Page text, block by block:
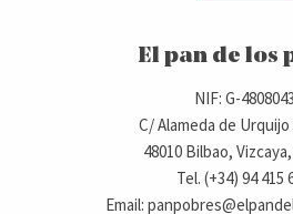
El pan de los
NIF: G-
C/ Alameda de Urquijo
48010 Bilbao,
Tel. (+34) 94 415
Email: